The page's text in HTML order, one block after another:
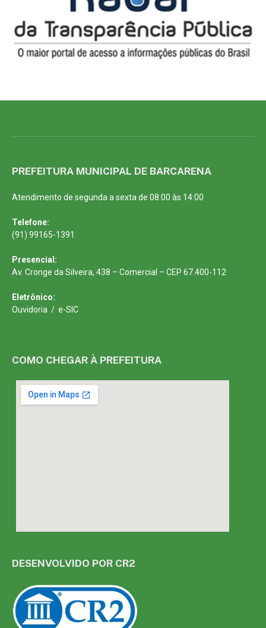
PREFEITURA MUNICIPAL DE BARCARENA
Atendimento de segunda a sexta de 08:00 às 14:00
Telefone:
(91) 99165-1391
Presencial:
Av. Cronge da Silveira, 438 – Comercial – CEP 67.400-112
Eletrônico:
Ouvidoria / e-SIC
COMO CHEGAR À PREFEITURA
DESENVOLVIDO POR CR2